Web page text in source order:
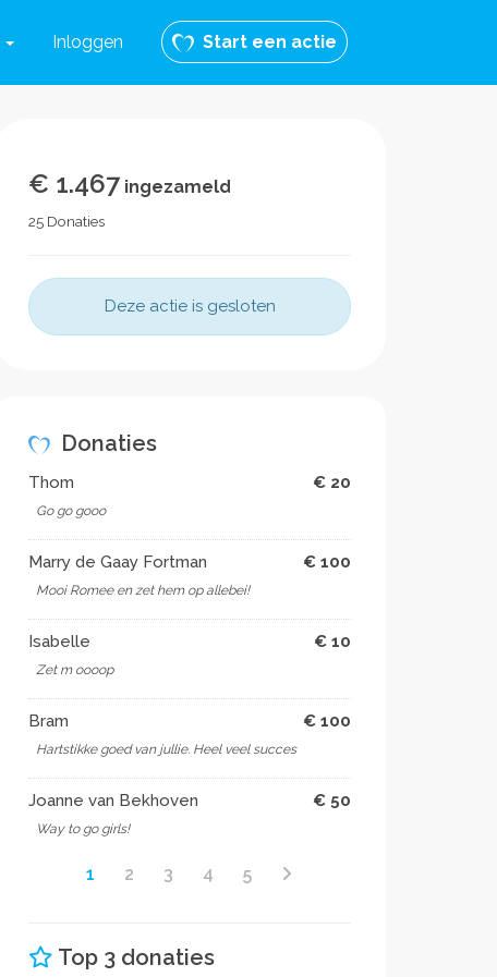
Inloggen Start een actie
€ 1.467 ingezameld
25 Donaties
Deze actie is gesloten
Donaties
Thom € 20
Go go gooo
Marry de Gaay Fortman € 100
Mooi Romee en zet hem op allebei!
Isabelle € 10
Zet m oooop
Bram € 100
Hartstikke goed van jullie. Heel veel succes
Joanne van Bekhoven € 50
Way to go girls!
1 2 3 4 5
Top 3 donaties